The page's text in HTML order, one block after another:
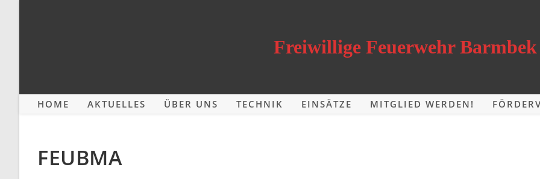
Freiwillige Feuerwehr Barmbek
HOME AKTUELLES ÜBER UNS TECHNIK EINSÄTZE MITGLIED WERDEN!
FEUBMA